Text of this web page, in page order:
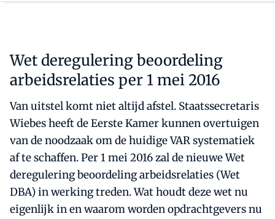
Wet deregulering beoordeling
arbeidsrelaties per 1 mei 2016
Van uitstel komt niet altijd afstel. Staatssecretaris
Wiebes heeft de Eerste Kamer kunnen overtuigen
van de noodzaak om de huidige VAR systematiek
af te schaffen. Per 1 mei 2016 zal de nieuwe Wet
deregulering beoordeling arbeidsrelaties (Wet
DBA) in werking treden. Wat houdt deze wet nu
eigenlijk in en waarom worden opdrachtgevers nu